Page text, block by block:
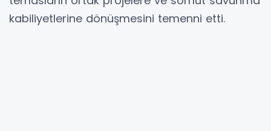
kabiliyetlerine dönüşmesini temenni etti.